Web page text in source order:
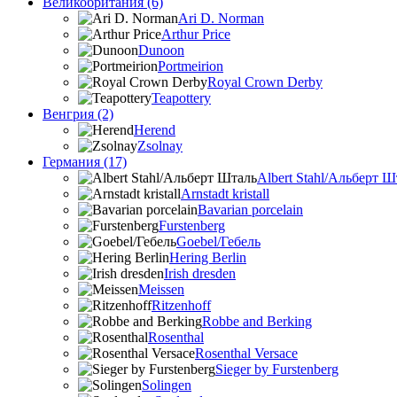
Ari D. Norman
Arthur Price
Dunoon
Portmeirion
Royal Crown Derby
Teapottery
Венгрия (2)
Herend
Zsolnay
Германия (17)
Albert Stahl/Альбеpт
Arnstadt kristall
Bavarian porcelain
Furstenberg
Goebel/Гебель
Hering Berlin
Irish dresden
Meissen
Ritzenhoff
Robbe and Berking
Rosenthal
Rosenthal Versace
Sieger by Furstenberg
Solingen